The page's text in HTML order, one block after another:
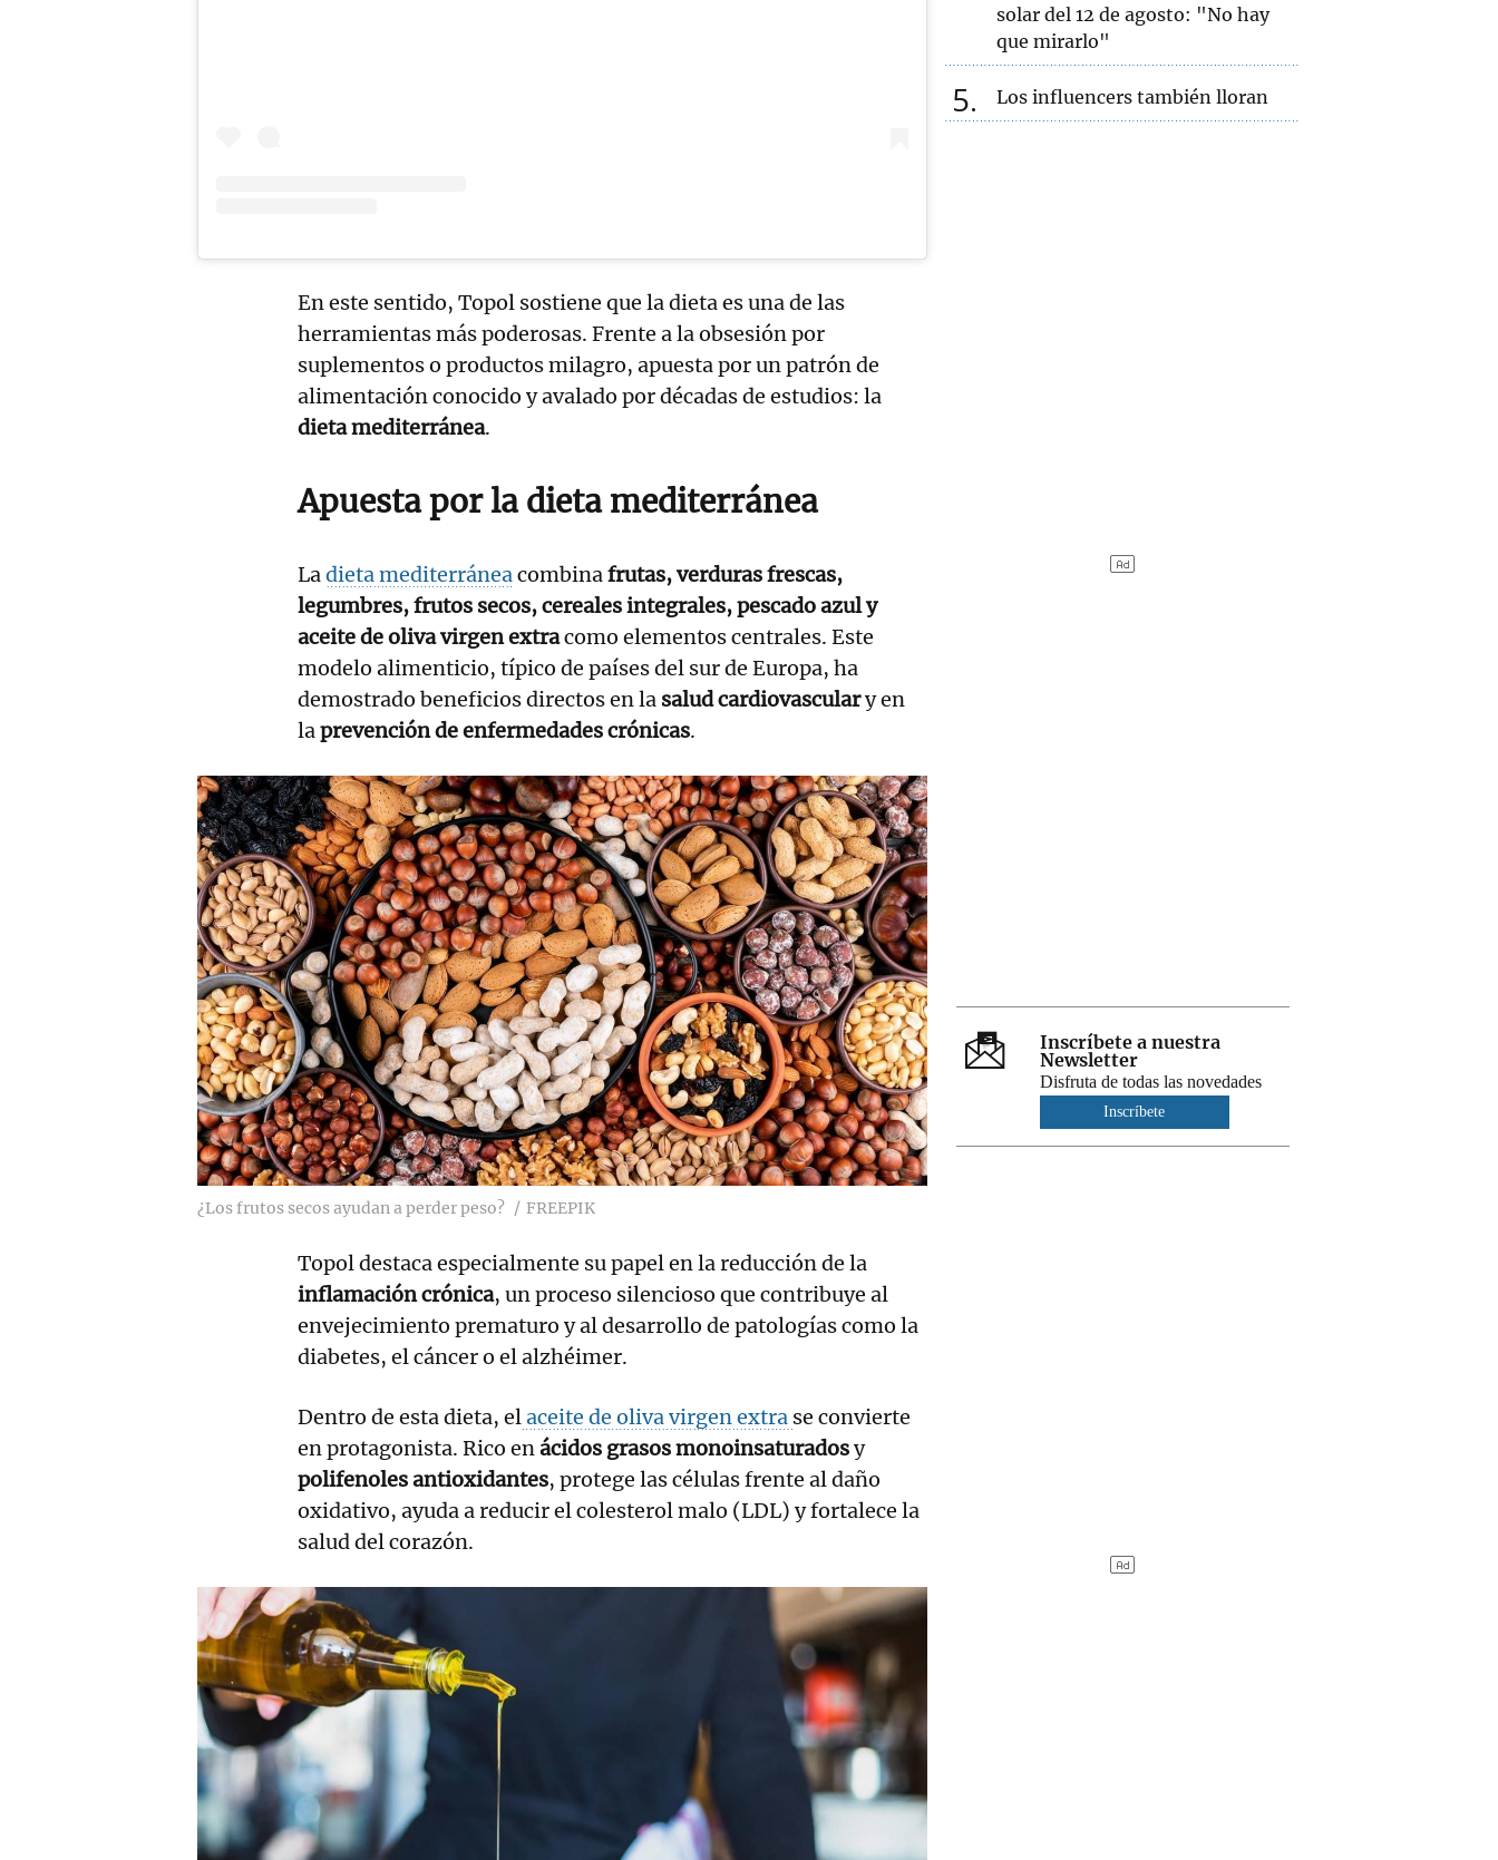
En este sentido, Topol sostiene que la dieta es una de las
herramientas más poderosas. Frente a la obsesión por
suplementos o productos milagro, apuesta por un patrón de
alimentación conocido y avalado por décadas de estudios: la
dieta mediterránea.
Apuesta por la dieta mediterránea
Ladieta mediterráneacombinafrutas, verduras frescas,
legumbres, frutos secos, cereales integrales, pescado azul y
aceite de oliva virgen extracomo elementos centrales. Este
modelo alimenticio, típico de países del sur de Europa, ha
demostrado beneficios directos en la salud cardiovasculary en
laprevención de enfermedades crónicas.
¿Los frutos secos ayudan a perder peso? FREEPIK
Topol destaca especialmente su papel en la reducción de la
inflamación crónica, un proceso silencioso que contribuye al
envejecimiento prematuro y al desarrollo de patologías como la
diabetes, el cáncer o el alzhéimer.
Dentro de esta dieta, elaceite de oliva virgen extra se convierte
en protagonista. Rico enácidos grasos monoinsaturadosy
polifenoles antioxidantes, protege las células frente al daño
oxidativo, ayuda a reducir el colesterol malo (LDL) y fortalece la
salud del corazón.
solar del 12 de agosto: "No hay
que mirarlo"
5 Los influencers también lloran
Inscríbete a nuestra
Newsletter
Disfruta de todas las novedades
Inscríbete